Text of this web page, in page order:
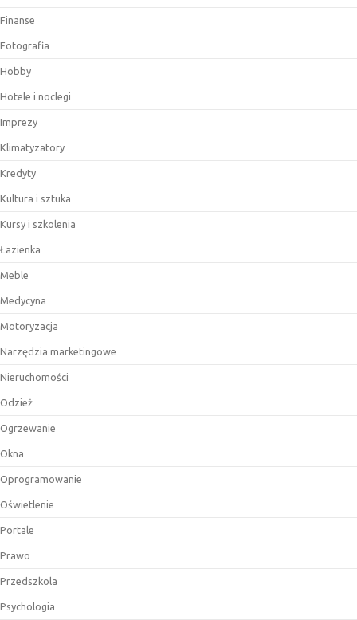
Finanse
Fotografia
Hobby
Hotele i noclegi
Imprezy
Klimatyzatory
Kredyty
Kultura i sztuka
Kursy i szkolenia
Łazienka
Meble
Medycyna
Motoryzacja
Narzędzia marketingowe
Nieruchomości
Odzież
Ogrzewanie
Okna
Oprogramowanie
Oświetlenie
Portale
Prawo
Przedszkola
Psychologia